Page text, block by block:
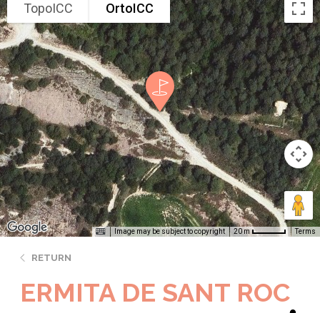
TopoICC OrtoICC
Image may be subject to copyright 20 m Terms
RETURN
ERMITA DE SANT ROC